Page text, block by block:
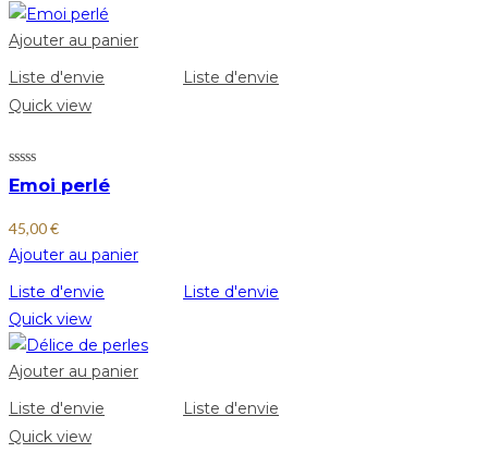
Ajouter au panier
Liste d'envie
Liste d'envie
Quick view
Emoi perlé
45,00€
Ajouter au panier
Liste d'envie
Liste d'envie
Quick view
Ajouter au panier
Liste d'envie
Liste d'envie
Quick view